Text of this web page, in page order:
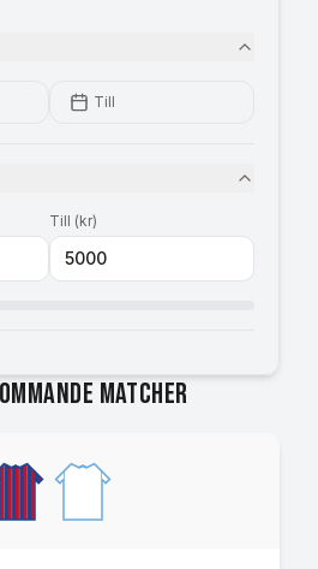
Till
Till (kr)
matcher